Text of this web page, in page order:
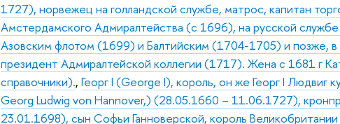
1727), норвежец на голландской службе, матрос, капитан
Амстердамского Адмиралтейства (с 1696), на русской
Азовским флотом (1699) и Балтийским (1704-1705) и позже,
президент Адмиралтейской коллегии (1717). Жена с 1681 г
справочники).,Георг I (George I), король, он же Георг I Людвиг
Georg Ludwig von Hannover,) (28.05.1660 – 11.06.1727),
23.01.1698), сын Софьи Ганноверской, король